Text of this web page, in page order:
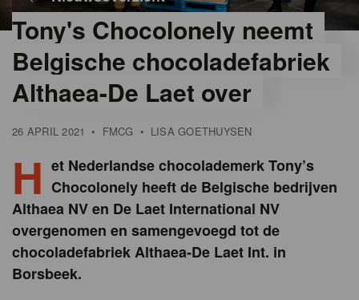
Tony's Chocolonely neemt
Belgische chocoladefabriek
Althaea-De Laet over
26 APRIL 2021 • FMCG • LISA GOETHUYSEN
H et Nederlandse chocolademerk Tony’s
Chocolonely heeft de Belgische bedrijven
Althaea NV en De Laet International NV
overgenomen en samengevoegd tot de
chocoladefabriek Althaea-De Laet Int. in
Borsbeek.